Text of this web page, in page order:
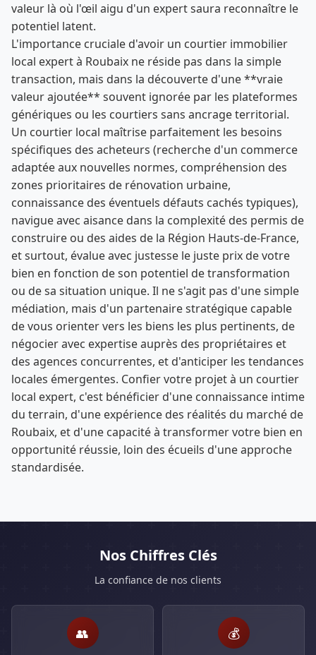
valeur là où l'œil aigu d'un expert saura reconnaître le
potentiel latent.
L'importance cruciale d'avoir un courtier immobilier
local expert à Roubaix ne réside pas dans la simple
transaction, mais dans la découverte d'une **vraie
valeur ajoutée** souvent ignorée par les plateformes
génériques ou les courtiers sans ancrage territorial.
Un courtier local maîtrise parfaitement les besoins
spécifiques des acheteurs (recherche d'un commerce
adaptée aux nouvelles normes, compréhension des
zones prioritaires de rénovation urbaine,
connaissance des éventuels défauts cachés typiques),
navigue avec aisance dans la complexité des permis de
construire ou des aides de la Région Hauts-de-France,
et surtout, évalue avec justesse le juste prix de votre
bien en fonction de son potentiel de transformation
ou de sa situation unique. Il ne s'agit pas d'une simple
médiation, mais d'un partenaire stratégique capable
de vous orienter vers les biens les plus pertinents, de
négocier avec expertise auprès des propriétaires et
des agences concurrentes, et d'anticiper les tendances
locales émergentes. Confier votre projet à un courtier
local expert, c'est bénéficier d'une connaissance intime
du terrain, d'une expérience des réalités du marché de
Roubaix, et d'une capacité à transformer votre bien en
opportunité réussie, loin des écueils d'une approche
standardisée.
Nos Chiffres Clés
La confiance de nos clients
👥 💰